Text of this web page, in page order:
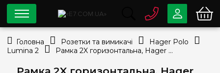
0 80033-63-07
Безкоштовно
info@e7.com.ua
Головна Розетки та вимикачі
Hager Polo
Lumina 2
Рамка 2X горизонтальна, Hager Lumina-Intens WL5720, «біла»